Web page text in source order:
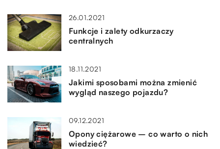
26.01.2021
Funkcje i zalety odkurzaczy
centralnych
18.11.2021
Jakimi sposobami można zmienić
wygląd naszego pojazdu?
09.12.2021
Opony ciężarowe – co warto o nich
wiedzieć?